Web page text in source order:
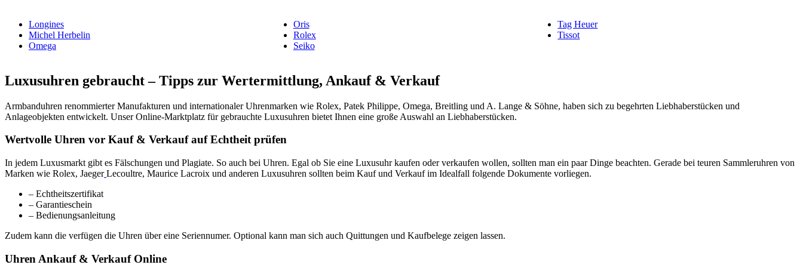
Longines
Michel Herbelin
Omega
Oris
Rolex
Seiko
Tag Heuer
Tissot
Luxusuhren gebraucht – Tipps zur Wertermittlung, Ankauf & Verkauf
Armbanduhren renommierter Manufakturen und internationaler Uhrenmarken wie Rolex, Patek Philippe, Omega, Breitling und A. Lange & Söhne, haben sich zu begehrten Liebhaberstücken und
Anlageobjekten entwickelt. Unser Online-Marktplatz für gebrauchte Luxusuhren bietet Ihnen eine große Auswahl an Liebhaberstücken.
Wertvolle Uhren vor Kauf & Verkauf auf Echtheit prüfen
In jedem Luxusmarkt gibt es Fälschungen und Plagiate. So auch bei Uhren. Egal ob Sie eine Luxusuhr kaufen oder verkaufen wollen, sollten man ein paar Dinge beachten. Gerade bei teuren Sammleruhren von
Marken wie Rolex, Jaeger Lecoultre, Maurice Lacroix und anderen Luxusuhren sollten beim Kauf und Verkauf im Idealfall folgende Dokumente vorliegen.
– Echtheitszertifikat
– Garantieschein
– Bedienungsanleitung
Zudem kann die verfügen die Uhren über eine Seriennumer. Optional kann man sich auch Quittungen und Kaufbelege zeigen lassen.
Uhren Ankauf & Verkauf Online